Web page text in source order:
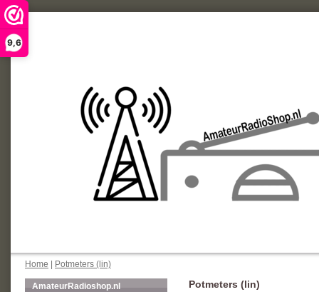
9,6
Home Potmeters (lin)
AmateurRadioshop.nl
Potmeters (lin)